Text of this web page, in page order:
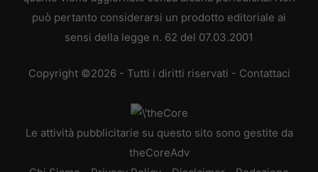
può pertanto considerarsi un prodotto editoriale ai
sensi della legge n. 62 del 07.03.2001
Copyright ©2026 - Tutti i diritti riservati - Contattaci
Le attività pubblicitarie su questo sito sono gestite da
theCoreAdv